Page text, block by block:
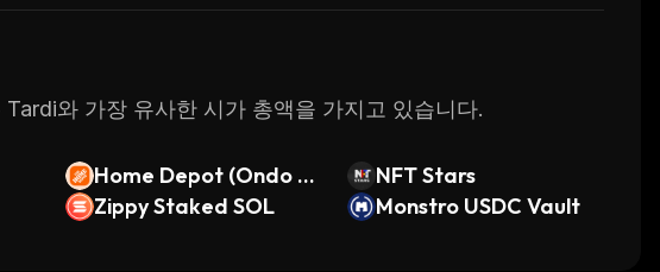
와 가장 유사한 시가 총액을 가지고 있습니다.
Home Depot (Ondo To
kenized Stock)
NFT Stars
Zippy Staked SOL Monstro USDC Vault